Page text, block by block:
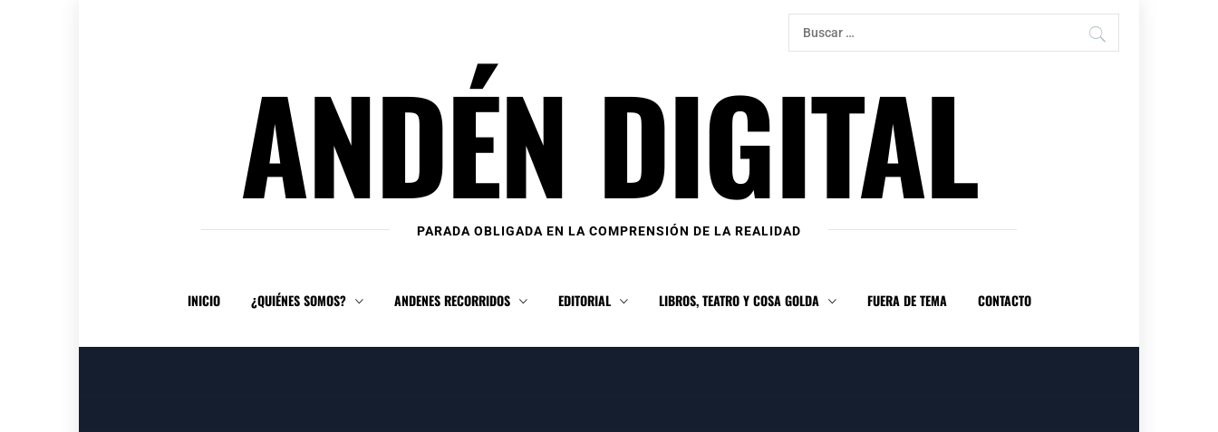
Buscar:
ANDÉN DIGITAL
PARADA OBLIGADA EN LA COMPRENSIÓN DE LA REALIDAD
INICIO ¿QUIÉNES SOMOS? ANDENES RECORRIDOS EDITORIAL LIBROS, TEATRO Y COSA GOLDA FUERA DE TEMA CONTACTO